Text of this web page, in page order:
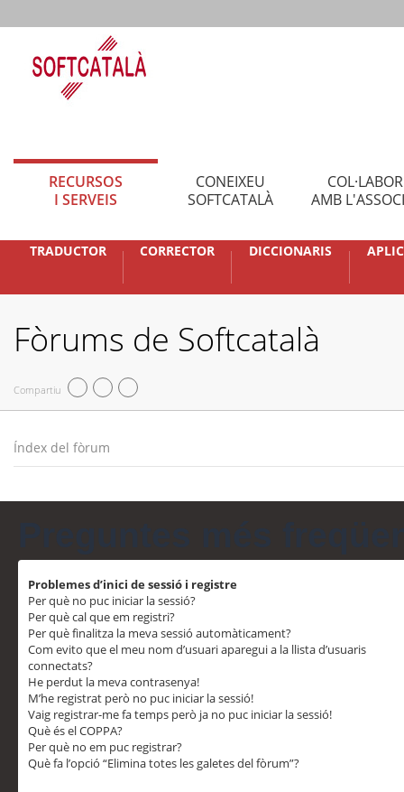
RECURSOS
I SERVEIS
CONEIXEU
SOFTCATALÀ
AMB
TRADUCTOR CORRECTOR DICCIONARIS
Fòrums de Softcatalà
Compartiu
Índex del fòrum
Problemes d’inici de sessió i registre
Per què no puc iniciar la sessió?
Per què cal que em registri?
Per què finalitza la meva sessió automàticament?
Com evito que el meu nom d’usuari aparegui a la llista d’usuaris
connectats?
He perdut la meva contrasenya!
M’he registrat però no puc iniciar la sessió!
Vaig registrar-me fa temps però ja no puc iniciar la sessió!
Què és el COPPA?
Per què no em puc registrar?
Què fa l’opció “Elimina totes les galetes del fòrum”?